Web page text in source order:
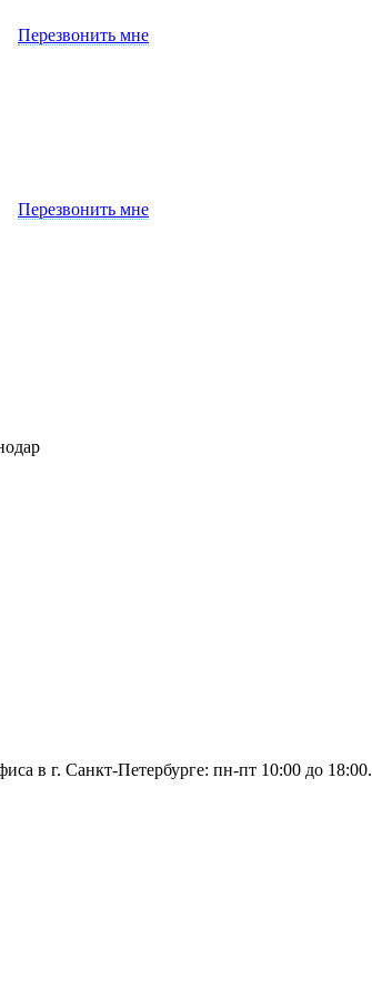
Перезвонить мне
Перезвонить мне
в г. Санкт-Петербурге: пн-пт 10:00 до 18:00.